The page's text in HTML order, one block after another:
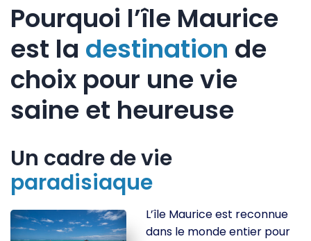
Pourquoi l’île Maurice
est la destination de
choix pour une vie
saine et heureuse
Un cadre de vie
paradisiaque
L’île Maurice est reconnue
dans le monde entier pour